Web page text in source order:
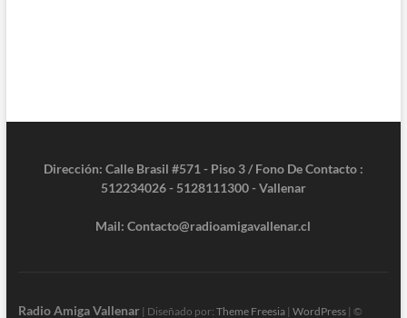
Dirección: Calle Brasil #571 - Piso 3 / Fono De Contacto :
512234026 - 5128111300 - Vallenar
Mail: Contacto@radioamigavallenar.cl
Radio Amiga Vallenar| Diseñado por: Theme Freesia| WordPress| ©